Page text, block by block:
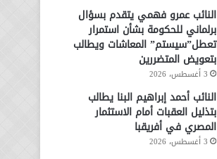
النائب عمرو فهمي يتقدم بسؤال
برلماني للحكومة بشأن استمرار
تعطل”سيستم” المعاشات ويطالب
بتعويض المتضررين
3 أغسطس، 2026
النائب أحمد إبراهيم البنا يطالب
بتذليل العقبات أمام الاستثمار
المصري في أفريقبا
3 أغسطس، 2026